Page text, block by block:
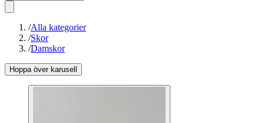
/Alla kategorier
/Skor
/Damskor
Hoppa över karusell